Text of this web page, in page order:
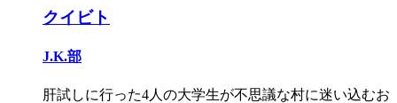
クイビト
J.K.部
肝試しに行った4人の大学生が不思議な村に迷い込むお